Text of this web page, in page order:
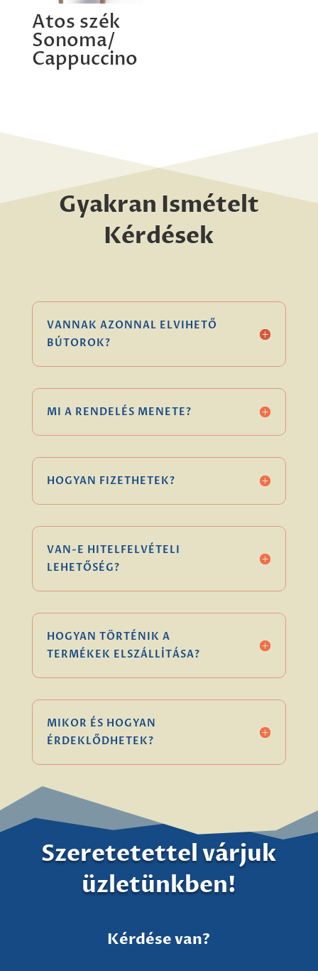
Atos szék
Sonoma/
Cappuccino
Gyakran Ismételt
Kérdések
VANNAK AZONNAL ELVIHETŐ
BÚTOROK?
MI A RENDELÉS MENETE?
HOGYAN FIZETHETEK?
VAN-E HITELFELVÉTELI
LEHETŐSÉG?
HOGYAN TÖRTÉNIK A
TERMÉKEK ELSZÁLLÍTÁSA?
MIKOR ÉS HOGYAN
ÉRDEKLŐDHETEK?
Szeretetettel várjuk
üzletünkben!
Kérdése van?